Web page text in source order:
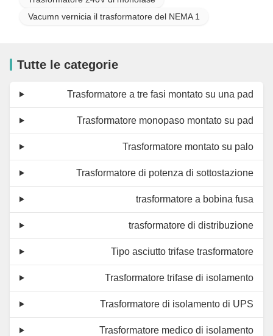
Vacumn vernicia il trasformatore del NEMA 1
Tutte le categorie
Trasformatore a tre fasi montato su una pad
Trasformatore monopaso montato su pad
Trasformatore montato su palo
Trasformatore di potenza di sottostazione
trasformatore a bobina fusa
trasformatore di distribuzione
Tipo asciutto trifase trasformatore
Trasformatore trifase di isolamento
Trasformatore di isolamento di UPS
Trasformatore medico di isolamento